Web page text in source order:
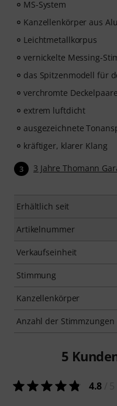
MS-System
Kanzellenkörper aus
Leichtmetallkorpus
vernickelte Messing-
das Spitzenmodell für
verchromte Deckelpaare
extrem luftdicht
ausgezeichnete
kräftiger, klarer Klang
3 3 Jahre Thomann
Erhältlich seit
Artikelnummer
Verkaufseinheit
Stimmung
Kanzellenkörper
Anzahl der Stimmzungen
5
4.8